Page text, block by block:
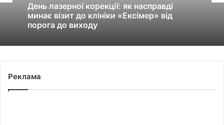
День лазерної корекції: як насправді
минає візит до клініки «Ексімер» від
порога до виходу
Реклама